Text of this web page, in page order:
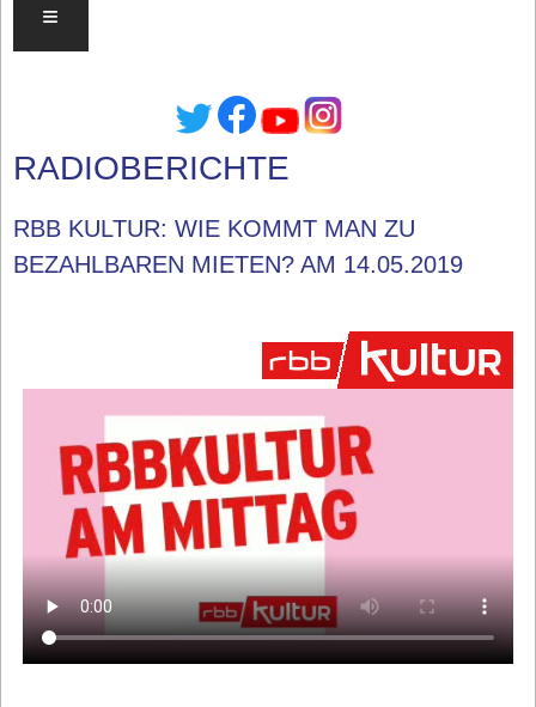
≡
RADIOBERICHTE
RBB KULTUR: WIE KOMMT MAN ZU
BEZAHLBAREN MIETEN? AM 14.05.2019